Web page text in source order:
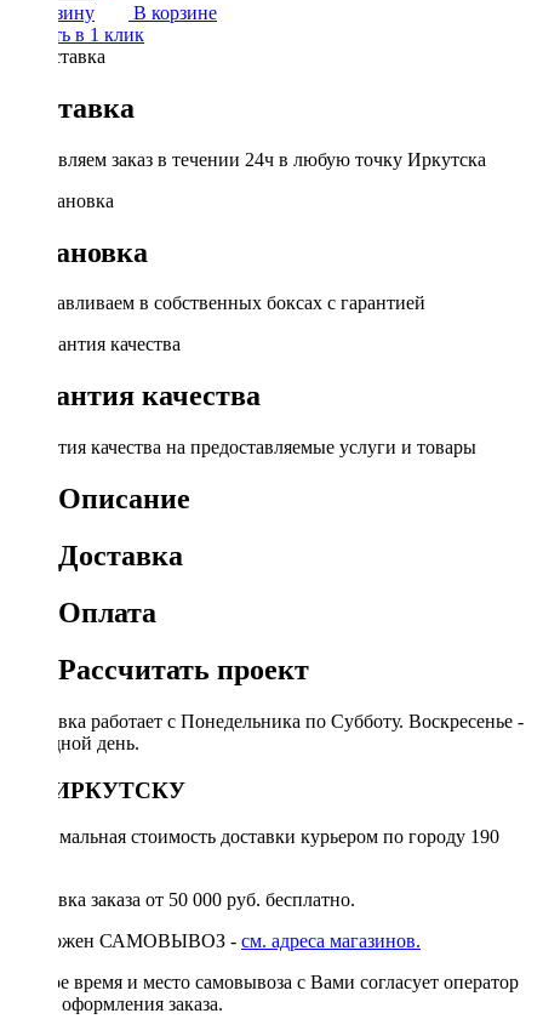
В корзину
В корзине
Купить в 1 клик
Доставка
Доставляем заказ в течении 24ч в любую точку Иркутска
Установка
Устанавливаем в собственных боксах с гарантией
Гарантия качества
Гарантия качества на предоставляемые услуги и товары
Описание
Доставка
Оплата
Рассчитать проект
Доставка работает с Понедельника по Субботу. Воскресенье -
выходной день.
ПО ИРКУТСКУ
Минимальная стоимость доставки курьером по городу 190
Доставка заказа от 50 000 руб. бесплатно.
Возможен САМОВЫВОЗ - см. адреса магазинов.
Точное время и место самовывоза с Вами согласует оператор
после оформления заказа.